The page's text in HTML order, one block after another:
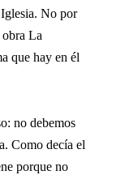
No por
La
que hay en él
no debemos
Como decía el
porque no